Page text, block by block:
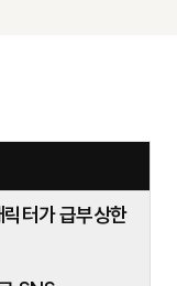
터가 급부상한